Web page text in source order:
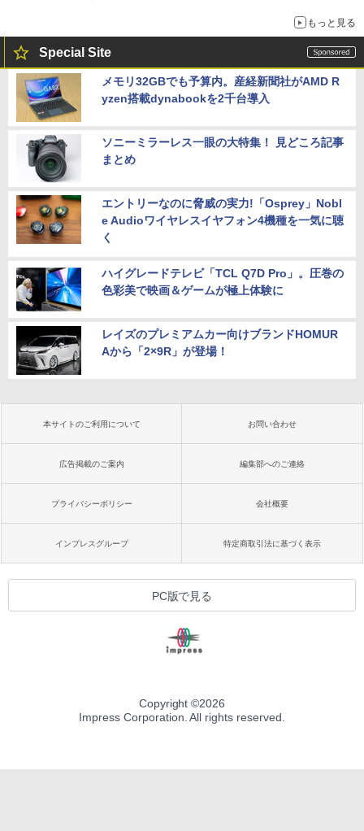
もっと見る
Special Site
メモリ32GBでも予算内。産経新聞社がAMD R
yzen搭載dynabookを2千台導入
ソニーミラーレス一眼の大特集！ 見どころ記事
まとめ
エントリーなのに脅威の実力!「Osprey」Nobl
e Audioワイヤレスイヤフォン4機種を一気に聴
く
ハイグレードテレビ「TCL Q7D Pro」。圧巻の
色彩美で映画＆ゲームが極上体験に
レイズのプレミアムカー向けブランドHOMUR
Aから「2×9R」が登場！
本サイトのご利用について お問い合わせ
広告掲載のご案内 編集部へのご連絡
プライバシーポリシー 会社概要
インプレスグループ 特定商取引法に基づく表示
PC版で見る
Copyright ©2026
Impress Corporation. All rights reserved.